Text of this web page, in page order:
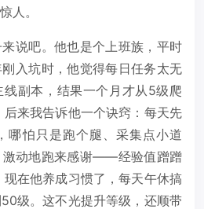
人。
说吧。他也是个上班族，平时
入坑时，他觉得每日任务太无
副本，结果一个月才从5级爬
来我告诉他一个诀窍：每天先
哪怕只是跑个腿、采集点小道
激动地跑来感谢——经验值蹭蹭
在他养成习惯了，每天午休搞
级。这不光提升等级，还顺带